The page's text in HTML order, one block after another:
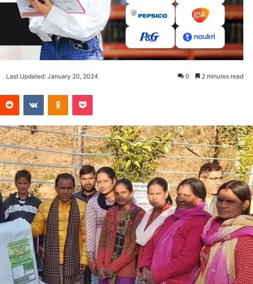
Last Updated: January 20, 2024 0 2 minutes read